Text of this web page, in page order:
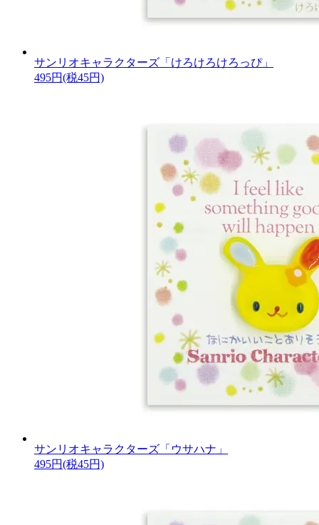
サンリオキャラクターズ「けろけろけろっぴ」
495円(税45円)
サンリオキャラクターズ「ウサハナ」
495円(税45円)